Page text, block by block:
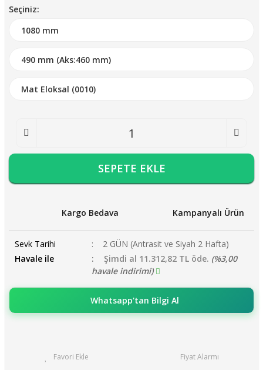
Seçiniz:
SEPETE EKLE
Kargo Bedava Kampanyalı Ürün
Sevk Tarihi
2 GÜN (Antrasit ve Siyah 2 Hafta)
Havale ile
Şimdi al 11.312,82 TL öde. (%3,00
havale indirimi)
Whatsapp'tan Bilgi Al
Fiyat Alarmı